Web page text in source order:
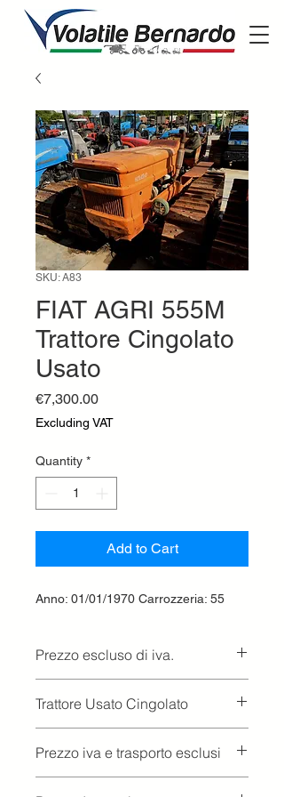
SKU: A83
FIAT AGRI 555M
Trattore Cingolato
Usato
€7,300.00Price
Excluding VAT
Quantity *
Add to Cart
Anno: 01/01/1970 Carrozzeria: 55
Prezzo escluso di iva.
Trattore Usato Cingolato
Prezzo iva e trasporto esclusi